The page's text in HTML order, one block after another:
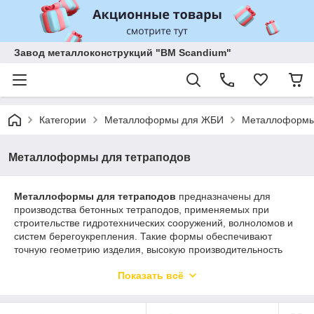
Завод металлоконструкций "BM Scandium"
Категории Металлоформы для ЖБИ
Металлоформы для тетраподов
Металлоформы для тетраподов предназначены для
производства бетонных тетраподов, применяемых при
строительстве гидротехнических сооружений, волноломов и
систем берегоукрепления. Такие формы обеспечивают
точную геометрию изделия, высокую производительность
Показать всё